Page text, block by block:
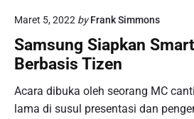
Maret 5, 2022 by Frank Simmons
Samsung Siapkan
Berbasis Tizen
Acara dibuka oleh seorang MC
lama di susul presentasi dan